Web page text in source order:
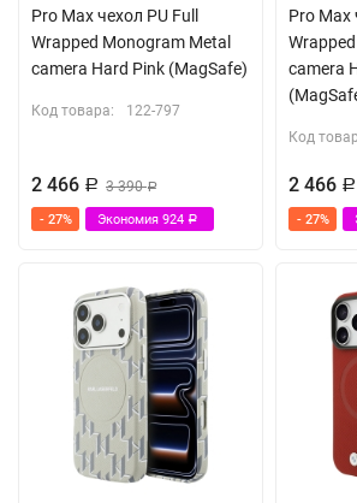
Pro Max чехол PU Full
Wrapped Monogram Metal
camera Hard Pink (MagSafe)
Код товара: 122-797
2 466 Р 3 390Р
- 27% Экономия 924 Р
Pro Max
camera
Код
2 466 Р
- 27%